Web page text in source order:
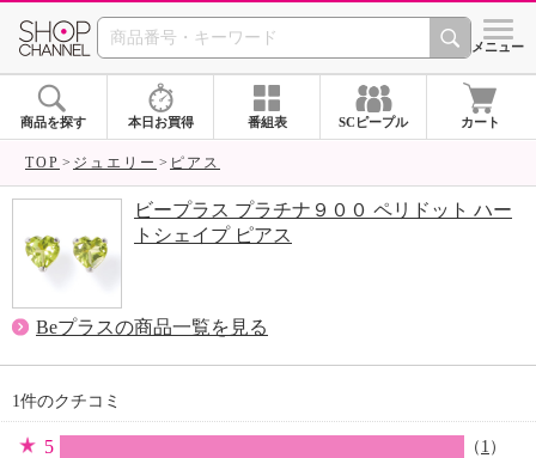
SHOP CHANNEL シメニュー
商品を探す 本日お買得 番組表 SCピープル カート
TOP ジュエリー ピアス
ビープラス プラチナ９００ ペリドット ハー
トシェイプ ピアス
Beプラスの商品一覧を見る
1件のクチコミ
5 （ 1 ）